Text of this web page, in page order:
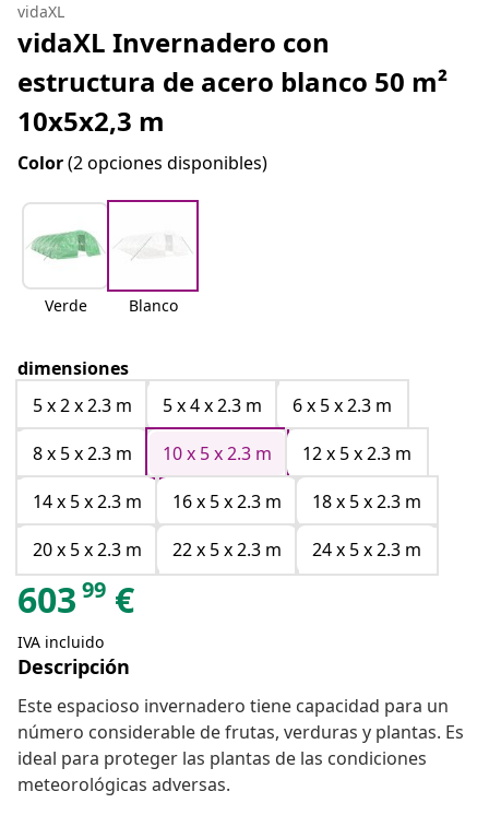
vidaXL
vidaXL Invernadero con
estructura de acero blanco 50 m²
10x5x2,3 m
Color(2 opciones disponibles)
Verde Blanco
dimensiones
5 x 2 x 2.3 m
5 x 4 x 2.3 m
6 x 5 x 2.3 m
8 x 5 x 2.3 m
10 x 5 x 2.3 m
12 x 5 x 2.3 m
14 x 5 x 2.3 m
16 x 5 x 2.3 m
18 x 5 x 2.3 m
20 x 5 x 2.3 m
22 x 5 x 2.3 m 24 x 5 x 2.3 m
603 99 €
IVA incluido
Descripción
Este espacioso invernadero tiene capacidad para un
número considerable de frutas, verduras y plantas. Es
ideal para proteger las plantas de las condiciones
meteorológicas adversas.